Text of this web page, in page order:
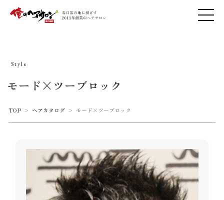
Style
モード×ツーブロック
TOP > ヘアカタログ > モード×ツーブロック